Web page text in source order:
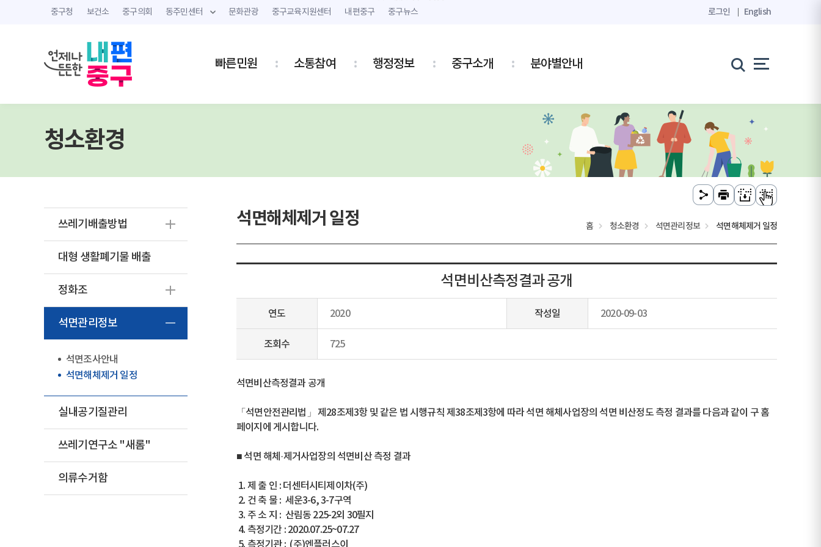
중구청 보건소 중구의회 동주민센터 문화관광 중구교육지원센터 내편중구 중구뉴스 로그인 English
빠른민원 소통참여 행정정보 중구소개 분야별안내
청소환경
쓰레기배출방법
대형 생활폐기물 배출
정화조
석면관리정보
석면조사안내
석면해체제거 일정
실내공기질관리
쓰레기연구소 "새롬"
의류수거함
석면해체제거 일정 홈 청소환경 석면관리정보 석면해체제거 일정
석면비산측정결과 공개
연도 2020 작성일 2020-09-03
조회수 725
석면비산측정결과 공개
「석면안전관리법」 제28조제3항 및 같은 법 시행규칙 제38조제3항에 따라 석면 해체사업장의 석면 비산정도 측정 결과를 다음과 같이 구 홈
페이지에 게시합니다.
■ 석면 해체·제거사업장의 석면비산 측정 결과
1. 제 출 인 : 더센터시티제이차(주)
2. 건 축 물 : 세운3-6, 3-7구역
3. 주 소 지 : 산림동 225-2외 30필지
4. 측정기간 : 2020.07.25~07.27
5. 측정기관 : (주)엔플러스이